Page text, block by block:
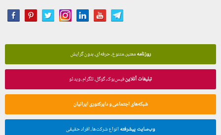
روزنامهمعتبر، متنوع، حرفه‌ای، بدون گرایش
تبلیغات آنلاینفیس‌بوک، گوگل، تلگرام، ویدئو
شبکه‌های اجتماعی و دایرکتوری ایرانیان
وب‌سایت پیشرفته انواع شرکت‌ها، افراد حقیقی